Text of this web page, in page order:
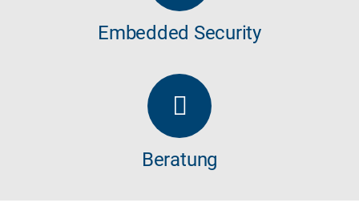
Embedded Security
Beratung